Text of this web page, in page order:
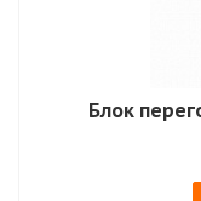
Блок